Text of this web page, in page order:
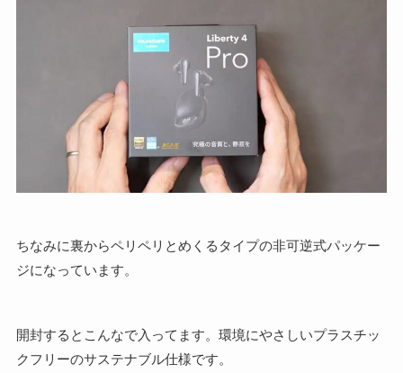
ちなみに裏からペリペリとめくるタイプの非可逆式パッケー
ジになっています。
開封するとこんなで入ってます。環境にやさしいプラスチッ
クフリーのサステナブル仕様です。